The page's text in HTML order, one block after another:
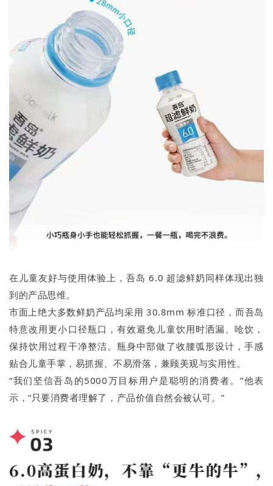
在儿童友好与使用体验上，吾岛 6.0 超滤鲜奶同样体现出独
到的产品思维。
市面上绝大多数鲜奶产品均采用 30.8mm 标准口径，而吾岛
特意改用更小口径瓶口，有效避免儿童饮用时洒漏、呛饮，
保持饮用过程干净整洁。瓶身中部做了收腰弧形设计，手感
贴合儿童手掌，易抓握、不易滑落，兼顾美观与实用性。
“我们坚信吾岛的5000万目标用户是聪明的消费者。”他表
示，“只要消费者理解了，产品价值自然会被认可。”